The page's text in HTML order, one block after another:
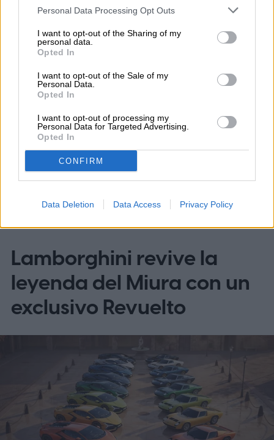
Personal Data Processing Opt Outs
I want to opt-out of the Sharing of my
personal data.
Opted In
I want to opt-out of the Sale of my
Personal Data.
Opted In
I want to opt-out of processing my
Personal Data for Targeted Advertising.
Opted In
CONFIRM
Data Deletion Data Access Privacy Policy
Estefania Oliver
Former Digital Trends Contributor
Topics
EspacioTendenciasHomepage
Lamborghini revive la
leyenda del Miura con un
exclusivo Revuelto